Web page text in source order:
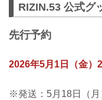
RIZIN.53 公式グ
先行予約
2026年5月1日（金）
※発送：5月18日（月